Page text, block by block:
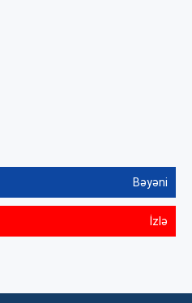
Bəyəni
İzlə